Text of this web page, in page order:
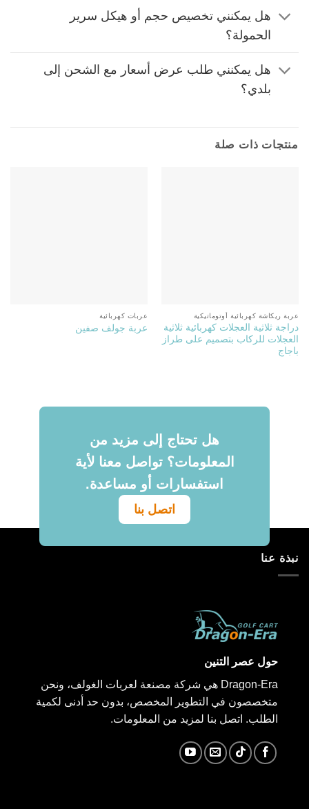
هل يمكنني تخصيص حجم أو هيكل سرير
الحمولة؟
هل يمكنني طلب عرض أسعار مع الشحن إلى
بلدي؟
منتجات ذات صلة
عربة ريكاشة كهربائية أوتوماتيكية
دراجة ثلاثية العجلات كهربائية ثلاثية
العجلات للركاب بتصميم على طراز
باجاج
عربات كهربائية
عربة جولف صفين
هل تحتاج إلى مزيد من
المعلومات؟ تواصل معنا لأية
استفسارات أو مساعدة.
اتصل بنا
نبذة عنا
حول عصر التنين
Dragon-Era هي شركة مصنعة لعربات الغولف، ونحن
متخصصون في التطوير المخصص، بدون حد أدنى لكمية
الطلب. اتصل بنا لمزيد من المعلومات.